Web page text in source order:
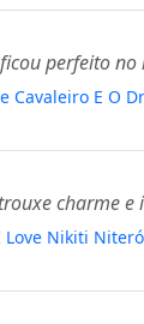
perfeito
Cavaleiro E O
charme e
Nikiti